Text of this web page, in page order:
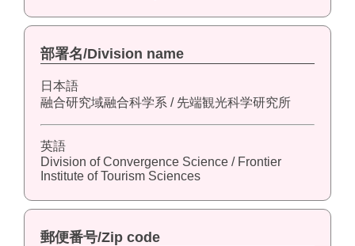
部署名/Division name
日本語
融合研究域融合科学系 / 先端観光科学研究所
英語
Division of Convergence Science / Frontier
Institute of Tourism Sciences
郵便番号/Zip code